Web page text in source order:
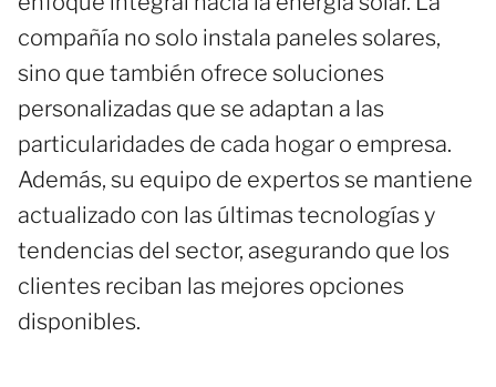
compañía no solo instala paneles solares,
sino que también ofrece soluciones
personalizadas que se adaptan a las
particularidades de cada hogar o empresa.
Además, su equipo de expertos se mantiene
actualizado con las últimas tecnologías y
tendencias del sector, asegurando que los
clientes reciban las mejores opciones
disponibles.